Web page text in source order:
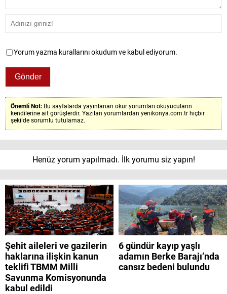
Yorum yazma kurallarını okudum ve kabul ediyorum.
Önemli Not: Bu sayfalarda yayınlanan okur yorumları okuyucuların
kendilerine ait görüşlerdir. Yazılan yorumlardan yenikonya.com.tr hiçbir
şekilde sorumlu tutulamaz.
Henüz yorum yapılmadı. İlk yorumu siz yapın!
Şehit aileleri ve gazilerin
haklarına ilişkin kanun
teklifi TBMM Milli
Savunma Komisyonunda
kabul edildi
6 gündür kayıp yaşlı
adamın Berke Barajı’nda
cansız bedeni bulundu